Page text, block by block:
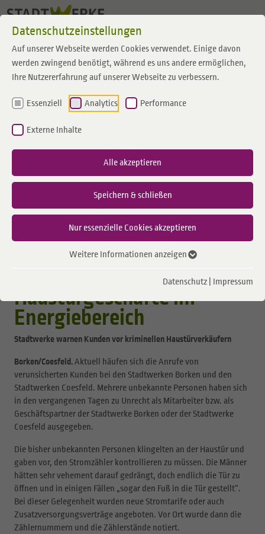
Datenschutzeinstellungen
Auf unserer Webseite werden Cookies verwendet. Einige davon
werden zwingend benötigt, während es uns andere ermöglichen,
Ihre Nutzererfahrung auf unserer Webseite zu verbessern.
Essenziell Analytics Performance
Externe Inhalte
Alle akzeptieren
Speichern & schließen
Nur essenzielle Cookies akzeptieren
Weitere Informationen anzeigen
Datenschutz Impressum
Zum Inhalt springen
Haustürgeschäfte im
Energiebereich
Stadtwerke warnen Kunden vor kriminellen Haustürverkäufern
Borken/Coesfeld. Aktuell häufen sich die Anrufe von
verunsicherten Kunden bei den Stadtwerken Borken und den
Stadtwerken Coesfeld. Mehrere unbekannte Personen haben sich
in den vergangenen Tagen zu Unrecht als Mitarbeiter bzw. als
Geschäftspartner der Stadtwerke Borken oder der Stadtwerke
Coesfeld ausgegeben.
Die bisher unbekannten Personen klingelten an der Haustür und
gaben vor, den Stromzähler kontrollieren zu müssen. Die Männer
hätten sehr vehement darauf gedrängt, doch endlich die Tür zu
öffnen und in einigen Fällen „sogar den Fuß in die Tür gestellt“.
Bei dieser Gelegenheit wurden neue Stromtarife oder auch
Zusatzversorgungsverträge angeboten. Vor Ort wurde dann die
Zählernummern und die Zählerstände notiert.